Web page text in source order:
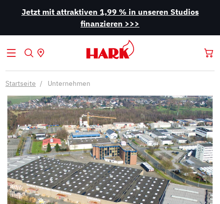
Jetzt mit attraktiven 1,99 % in unseren Studios
finanzieren >>>
Startseite Unternehmen